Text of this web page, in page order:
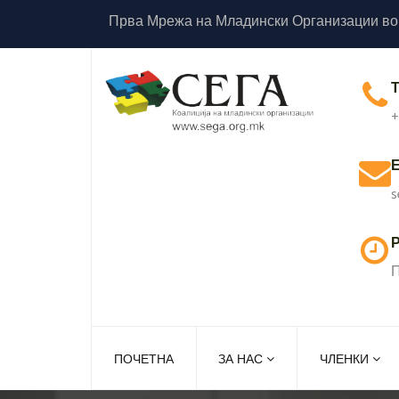
Прва Мрежа на Младински Организации
ПОЧЕТНА ЗА НАС ЧЛЕНКИ